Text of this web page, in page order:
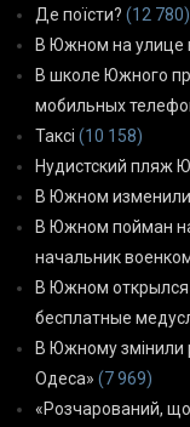
Де поїсти? (12 780)
В Южном на улице
В школе Южного
мобильных
Таксі (10 158)
Нудистский пляж
В Южном
В Южном пойман
начальник
В Южном открылся
бесплатные
В Южному
Одеса» (7 969)
«Розчарований,